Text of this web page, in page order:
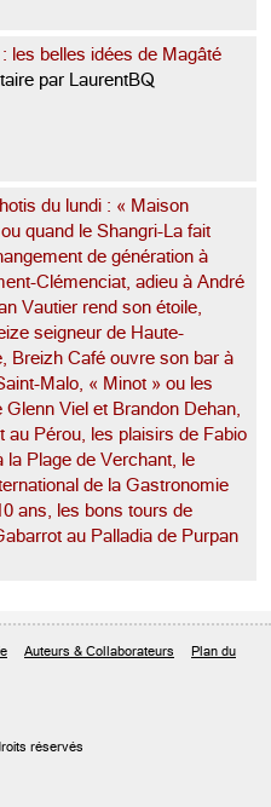
les belles idées de Magâté
par LaurentBQ
du lundi : « Maison
quand le Shangri-La fait
de génération à
Clémenciat, adieu à André
Vautier rend son étoile,
seigneur de Haute-
Breizh Café ouvre son bar à
Malo, « Minot » ou les
Glenn Viel et Brandon Dehan,
au Pérou, les plaisirs de Fabio
la Plage de Verchant, le
de la Gastronomie
ans, les bons tours de
au Palladia de Purpan
Auteurs & Collaborateurs
Plan du
réservés